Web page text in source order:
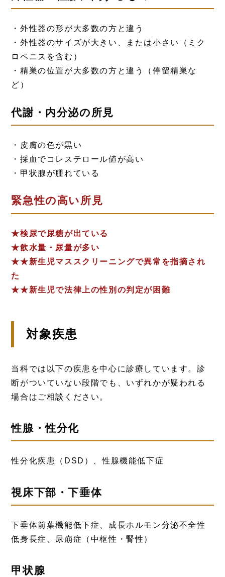
・外性器の形が大多数の方と違う
・外性器のサイズが大きい、または小さい（ミク
ロペニスを含む）
・精巣の位置が大多数の方と違う（停留精巣な
ど）
代謝・内分泌の所見
・皮膚の色が黒い
・採血でコレステロール値が高い
・甲状腺が腫れている
緊急性の高い所見
★検尿で尿糖が出ている
★飲水量・尿量が多い
★★新生児マススクリーニングで異常を指摘され
た
★★新生児で法律上の性別の判定が困難
対象疾患
当科では以下の疾患を中心に診療しています。診
断がついていない段階でも、いずれかが疑われる
場合はご相談ください。
性腺・性分化
性分化疾患（DSD）、性腺機能低下症
視床下部・下垂体
下垂体前葉機能低下症、成長ホルモン分泌不全性
低身長症、尿崩症（中枢性・腎性）
甲状腺